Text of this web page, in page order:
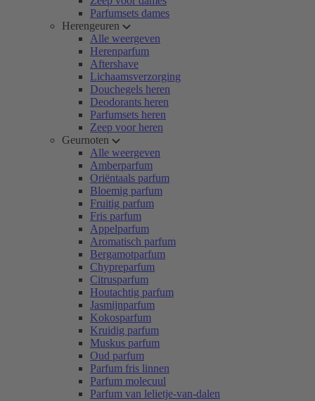
Parfumsets dames
Herengeuren
Alle weergeven
Herenparfum
Aftershave
Lichaamsverzorging
Douchegels heren
Deodorants heren
Parfumsets heren
Zeep voor heren
Geurnoten
Alle weergeven
Amberparfum
Oriëntaals parfum
Bloemig parfum
Fruitig parfum
Fris parfum
Appelparfum
Aromatisch parfum
Bergamotparfum
Chypreparfum
Citrusparfum
Houtachtig parfum
Jasmijnparfum
Kokosparfum
Kruidig parfum
Muskus parfum
Oud parfum
Parfum fris linnen
Parfum molecuul
Parfum van lelietje-van-dalen